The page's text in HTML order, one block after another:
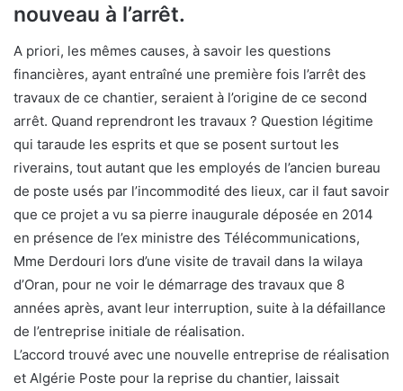
nouveau à l’arrêt.
A priori, les mêmes causes, à savoir les questions
financières, ayant entraîné une première fois l’arrêt des
travaux de ce chantier, seraient à l’origine de ce second
arrêt. Quand reprendront les travaux ? Question légitime
qui taraude les esprits et que se posent surtout les
riverains, tout autant que les employés de l’ancien bureau
de poste usés par l’incommodité des lieux, car il faut savoir
que ce projet a vu sa pierre inaugurale déposée en 2014
en présence de l’ex ministre des Télécommunications,
Mme Derdouri lors d’une visite de travail dans la wilaya
d’Oran, pour ne voir le démarrage des travaux que 8
années après, avant leur interruption, suite à la défaillance
de l’entreprise initiale de réalisation.
L’accord trouvé avec une nouvelle entreprise de réalisation
et Algérie Poste pour la reprise du chantier, laissait